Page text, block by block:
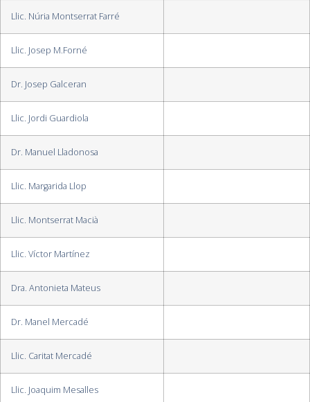
Llic. Núria Montserrat Farré
Llic. Josep M.Forné
Dr. Josep Galceran
Llic. Jordi Guardiola
Dr. Manuel Lladonosa
Llic. Margarida Llop
Llic. Montserrat Macià
Llic. Víctor Martínez
Dra. Antonieta Mateus
Dr. Manel Mercadé
Llic. Caritat Mercadé
Llic. Joaquim Mesalles